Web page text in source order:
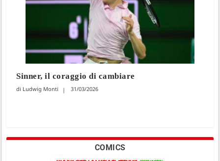
Sinner, il coraggio di cambiare
Ludwig Monti 31/03/2026
COMICS